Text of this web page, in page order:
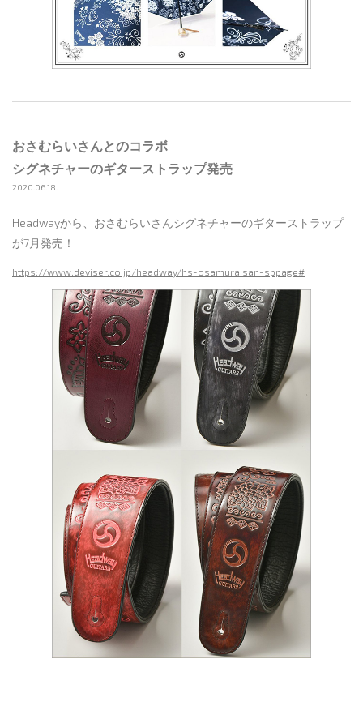
おさむらいさんとのコラボ
シグネチャーのギターストラップ発売
2020.06.18.
Headwayから、おさむらいさんシグネチャーのギターストラップ
が7月発売！
https://www.deviser.co.jp/headway/hs-osamuraisan-sppage#